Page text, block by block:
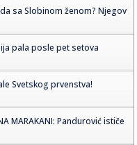
sa Slobinom ženom? Njegov
pala posle pet setova
Svetskog prvenstva!
MARAKANI: Pandurović ističe